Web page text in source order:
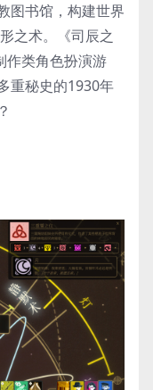
图书馆，构建世界
之术。《司辰之
类角色扮演游
重秘史的1930年